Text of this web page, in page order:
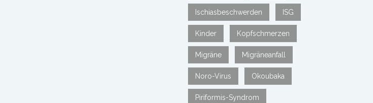
Ischiasbeschwerden ISG
Kinder Kopfschmerzen
Migräne Migräneanfall
Noro-Virus Okoubaka
Piriformis-Syndrom